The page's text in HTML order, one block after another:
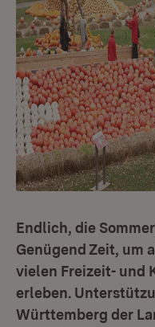
Endlich, die
Genügend Zeit, um
vielen Freizeit- und
erleben.
Württemberg der